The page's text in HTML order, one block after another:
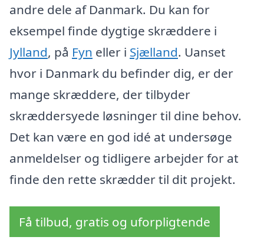
andre dele af Danmark. Du kan for
eksempel finde dygtige skræddere i
Jylland, på Fyn eller i Sjælland. Uanset
hvor i Danmark du befinder dig, er der
mange skræddere, der tilbyder
skræddersyede løsninger til dine behov.
Det kan være en god idé at undersøge
anmeldelser og tidligere arbejder for at
finde den rette skrædder til dit projekt.
Få tilbud, gratis og uforpligtende